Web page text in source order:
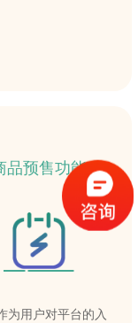
品预售功能
为用户对平台的入